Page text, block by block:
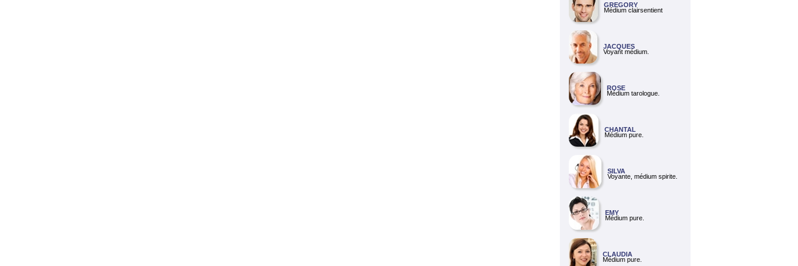
GREGORY
Médium clairsentient
JACQUES
Voyant médium.
ROSE
Médium tarologue.
CHANTAL
Médium pure.
SILVA
Voyante, médium spirite.
EMY
Médium pure.
CLAUDIA
Médium pure.